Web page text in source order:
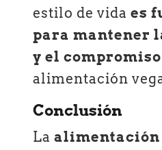
estilo de vidaes
para mantener
y el compromiso
alimentación
Conclusión
Laalimentación